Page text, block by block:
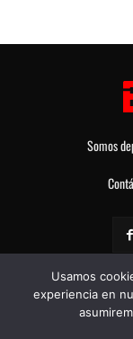
Somos
© eldeportivo.es
Usamos
experiencia en